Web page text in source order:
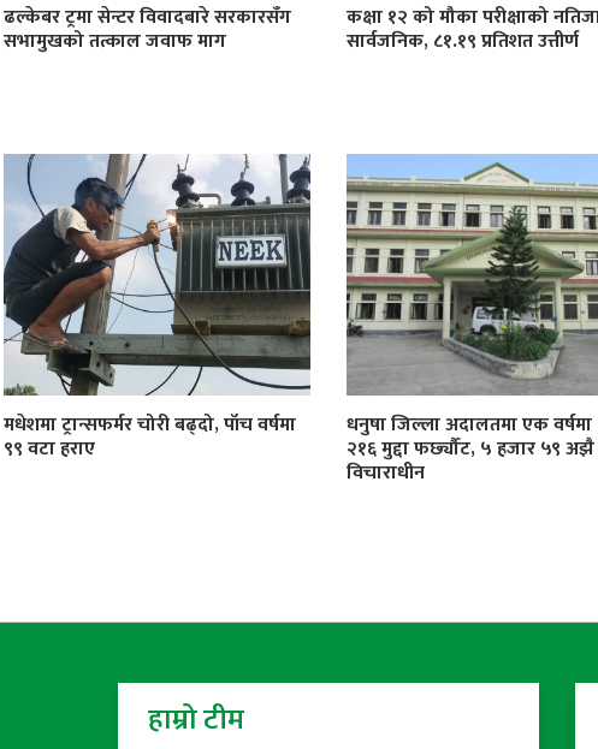
ढल्केबर ट्रमा सेन्टर विवादबारे सरकारसँग
सभामुखको तत्काल जवाफ माग
कक्षा १२ को मौका परीक्षाको
सार्वजनिक, ८१.१९ प्रतिशत उत्तीर्ण
मधेशमा ट्रान्सफर्मर चोरी बढ्दो, पाँच वर्षमा
९९ वटा हराए
धनुषा जिल्ला अदालतमा एक
२१६ मुद्दा फर्छ्यौट, ५ हजार ५९ अझै
विचाराधीन
हाम्रो टीम